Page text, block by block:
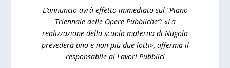
L’annuncio avrà effetto immediato sul “Piano
Triennale delle Opere Pubbliche”: «La
realizzazione della scuola materna di Nugola
prevederà uno e non più due lotti», afferma il
responsabile ai Lavori Pubblici